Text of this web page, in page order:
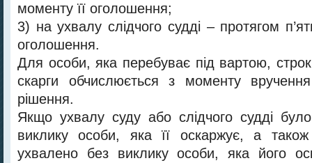
моменту її оголошення;
3) на ухвалу слідчого судді – протягом
оголошення.
Для особи, яка перебуває під вартою, строк
скарги обчислюється з моменту
рішення.
Якщо ухвалу суду або слідчого судді
виклику особи, яка її оскаржує, а
ухвалено без виклику особи, яка його